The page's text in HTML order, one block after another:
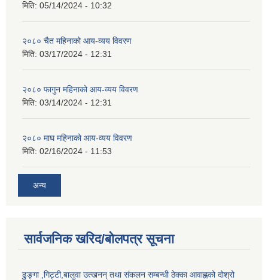
मिति: 05/14/2024 - 10:32
२०८० चैत महिनाको आय-व्यय विवरण
मिति: 03/17/2024 - 12:31
२०८० फागुन महिनाको आय-व्यय विवरण
मिति: 03/14/2024 - 12:31
२०८० माघ महिनाको आय-व्यय विवरण
मिति: 02/16/2024 - 11:53
अन्य
सार्वजनिक खरिद/बोलपत्र सूचना
ढुङ्गा ,गिट्टी,बालुवा उत्खनन् तथा संकलन सम्बन्धी ठेक्का आवाह्नको दोश्रो